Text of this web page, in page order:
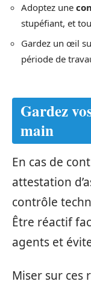
Adoptez une
stupéfiant, et
Gardez un œil
période de
Gardez
main
En cas de
attestation
contrôle
Être réactif
agents et
Miser sur ces